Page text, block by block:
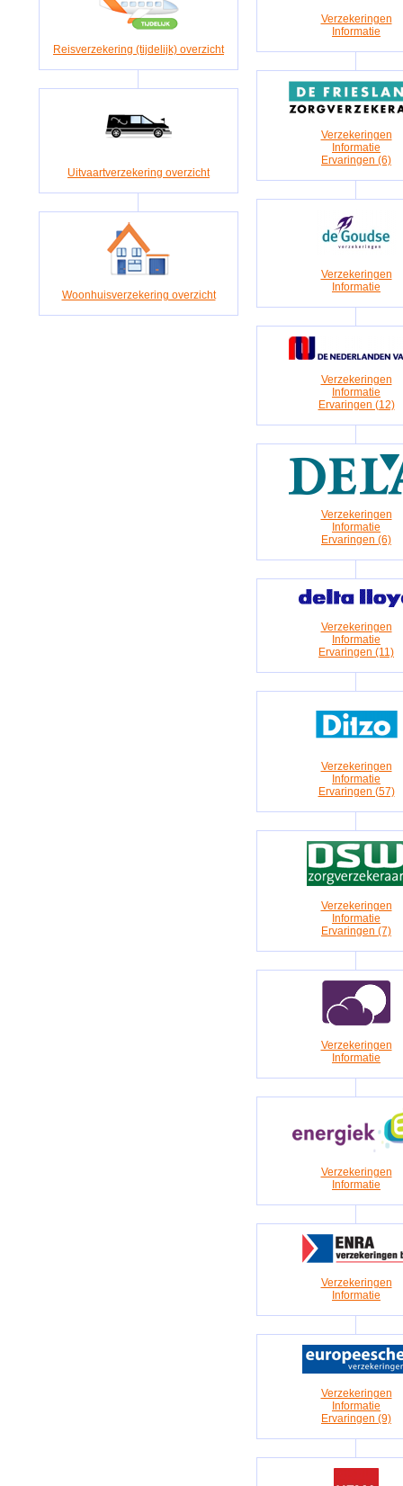
Reisverzekering (tijdelijk) overzicht
Uitvaartverzekering overzicht
Woonhuisverzekering overzicht
Verzekeringen
Informatie
Verzekeringen
Informatie
Ervaringen (6)
Verzekeringen
Informatie
Verzekeringen
Informatie
Ervaringen (12)
Verzekeringen
Informatie
Ervaringen (6)
Verzekeringen
Informatie
Ervaringen (11)
Verzekeringen
Informatie
Ervaringen (57)
Verzekeringen
Informatie
Ervaringen (7)
Verzekeringen
Informatie
Verzekeringen
Informatie
Verzekeringen
Informatie
Verzekeringen
Informatie
Ervaringen (9)